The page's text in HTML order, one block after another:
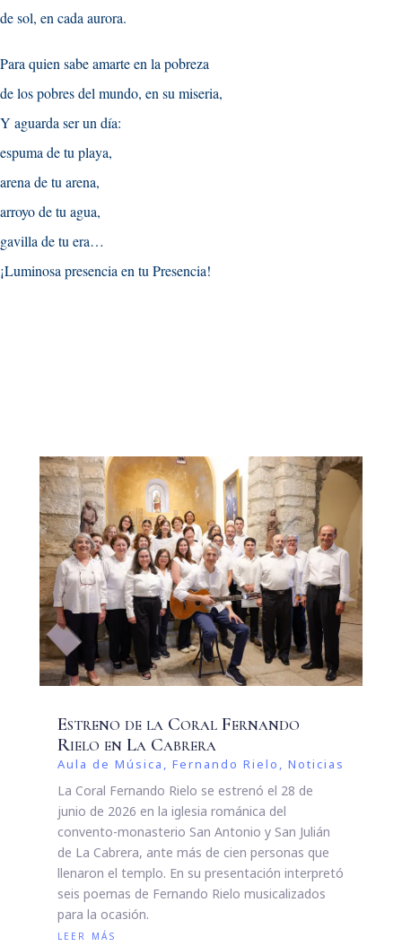
de sol, en cada aurora.
Para quien sabe amarte en la pobreza
de los pobres del mundo, en su miseria,
Y aguarda ser un día:
espuma de tu playa,
arena de tu arena,
arroyo de tu agua,
gavilla de tu era…
¡Luminosa presencia en tu Presencia!
Estreno de la Coral Fernando
Rielo en La Cabrera
Aula de Música , Fernando Rielo , Noticias
La Coral Fernando Rielo se estrenó el 28 de
junio de 2026 en la iglesia románica del
convento-monasterio San Antonio y San Julián
de La Cabrera, ante más de cien personas que
llenaron el templo. En su presentación interpretó
seis poemas de Fernando Rielo musicalizados
para la ocasión.
leer más